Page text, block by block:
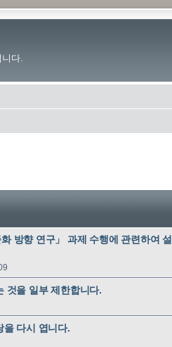
다.
방향 연구」 과제 수행에 관련하여 설
것을 일부 제한합니다.
을 다시 엽니다.